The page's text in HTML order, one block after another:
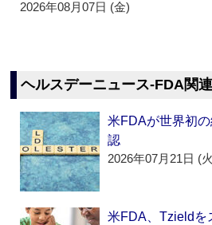
2026年08月07日 (金)
ヘルスデーニュース‐FDA関
米FDAが世界初
認
2026年07月21日 (
米FDA、Tzieldを